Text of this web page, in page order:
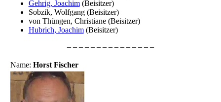
Gehrig, Joachim(Beisitzer)
Sobzik, Wolfgang (Beisitzer)
von Thüngen, Christiane (Beisitzer)
Hubrich, Joachim(Beisitzer)
– – – – – – – – – – – – – – –
Name: Horst Fischer